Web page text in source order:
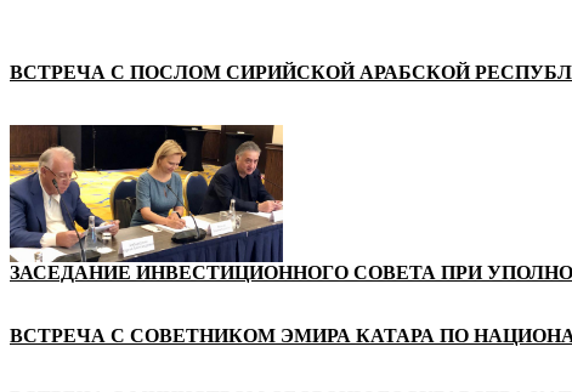
ВСТРЕЧА С ПОСЛОМ СИРИЙСКОЙ АРАБСКОЙ
ЗАСЕДАНИЕ ИНВЕСТИЦИОННОГО СОВЕТА ПРИ
ВСТРЕЧА С СОВЕТНИКОМ ЭМИРА КАТАРА ПО